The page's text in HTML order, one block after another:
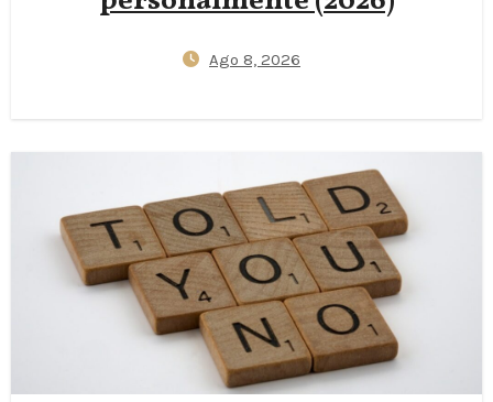
Ago 8, 2026